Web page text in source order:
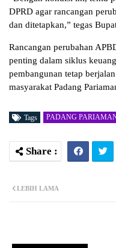
DPRD agar rancangan
dan ditetapkan,” tegas
Rancangan perubahan
penting dalam siklus
pembangunan tetap
masyarakat Padang
Tags PADANG
LEBIH LAMA